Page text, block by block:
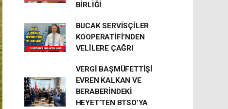
BİRLİĞİ
BUCAK SERVİSÇİLER
KOOPERATİFİ’NDEN
VELİLERE ÇAĞRI
VERGİ BAŞMÜFETTİŞİ
EVREN KALKAN VE
BERABERİNDEKİ
HEYET’TEN BTSO’YA